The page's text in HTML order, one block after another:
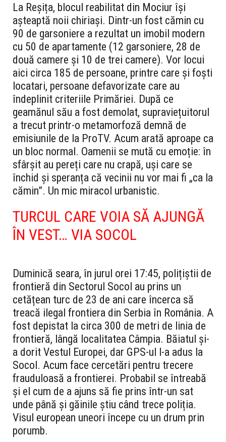
La Reșița, blocul reabilitat din Mociur își
așteaptă noii chiriași. Dintr-un fost cămin cu
90 de garsoniere a rezultat un imobil modern
cu 50 de apartamente (12 garsoniere, 28 de
două camere și 10 de trei camere). Vor locui
aici circa 185 de persoane, printre care și foști
locatari, persoane defavorizate care au
îndeplinit criteriile Primăriei. După ce
geamănul său a fost demolat, supraviețuitorul
a trecut printr-o metamorfoză demnă de
emisiunile de la ProTV. Acum arată aproape ca
un bloc normal. Oamenii se mută cu emoție: în
sfârșit au pereți care nu crapă, uși care se
închid și speranța că vecinii nu vor mai fi „ca la
cămin”. Un mic miracol urbanistic.
TURCUL CARE VOIA SĂ AJUNGĂ
ÎN VEST… VIA SOCOL
Duminică seara, în jurul orei 17:45, polițiștii de
frontieră din Sectorul Socol au prins un
cetățean turc de 23 de ani care încerca să
treacă ilegal frontiera din Serbia în România. A
fost depistat la circa 300 de metri de linia de
frontieră, lângă localitatea Câmpia. Băiatul și-
a dorit Vestul Europei, dar GPS-ul l-a adus la
Socol. Acum face cercetări pentru trecere
frauduloasă a frontierei. Probabil se întreabă
și el cum de a ajuns să fie prins într-un sat
unde până și găinile știu când trece poliția.
Visul european uneori începe cu un drum prin
porumb.